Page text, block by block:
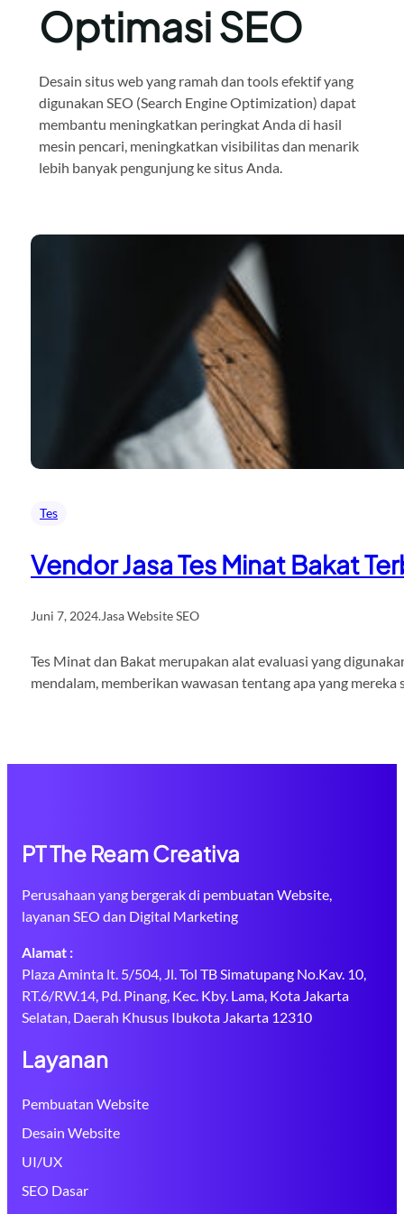
Optimasi SEO
Desain situs web yang ramah dan tools efektif yang
digunakan SEO (Search Engine Optimization) dapat
membantu meningkatkan peringkat Anda di hasil
mesin pencari, meningkatkan visibilitas dan menarik
lebih banyak pengunjung ke situs Anda.
Tes
Vendor Jasa Tes Minat Bakat
Juni 7, 2024.Jasa Website SEO
Tes Minat dan Bakat merupakan alat evaluasi yang
mendalam, memberikan wawasan tentang apa yang
PT The Ream Creativa
Perusahaan yang bergerak di pembuatan Website,
layanan SEO dan Digital Marketing
Alamat :
Plaza Aminta lt. 5/504, Jl. Tol TB Simatupang No.Kav. 10,
RT.6/RW.14, Pd. Pinang, Kec. Kby. Lama, Kota Jakarta
Selatan, Daerah Khusus Ibukota Jakarta 12310
Layanan
Pembuatan Website
Desain Website
UI/UX
SEO Dasar